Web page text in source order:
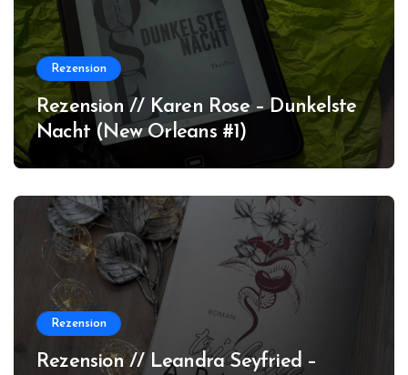
Rezension
Rezension // Karen Rose – Dunkelste
Nacht (New Orleans #1)
Rezension
Rezension // Leandra Seyfried –